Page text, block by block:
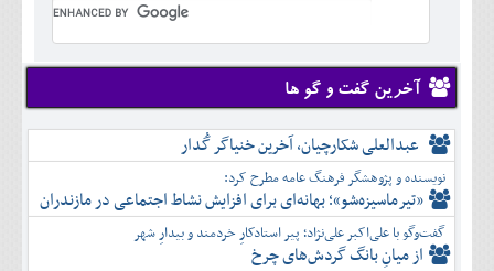
دی
بهمن
اسفند
آبان
آذر
دی
بهمن
اسفند
شهريور
مهر
آبان
آذر
دی
بهمن
اسفند
تير
مرداد
شهريور
مهر
آبان
آذر
دی
بهمن
اسفند
آخرین گفت و گو ها
عبدالعلی شکارچیان، آخرین خنیاگر گُدار
نویسنده و پژوهشگر فرهنگ عامه مطرح کرد:
«تیرماسیزه‌شو»؛ بهانه‌ای برای افزایش نشاط اجتماعی در مازندران
گفت‌وگو با علی‌اکبر علی‌نژاد؛ پیر استادکارِ خردمند و بیدارِ شهر
از میانِ بانگ گردش‌های چرخ